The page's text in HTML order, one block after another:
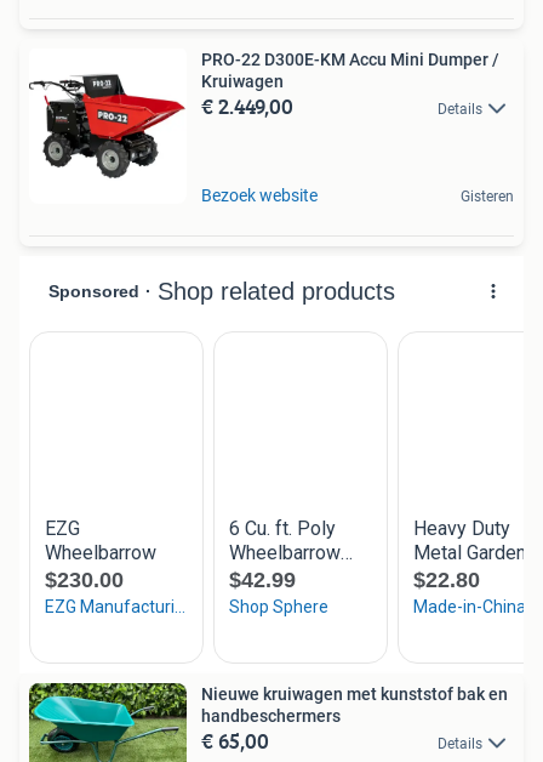
PRO-22 D300E-KM Accu Mini Dumper /
Kruiwagen
€ 2.449,00 Details
Bezoek website Gisteren
Nieuwe kruiwagen met kunststof bak en
handbeschermers
€ 65,00 Details